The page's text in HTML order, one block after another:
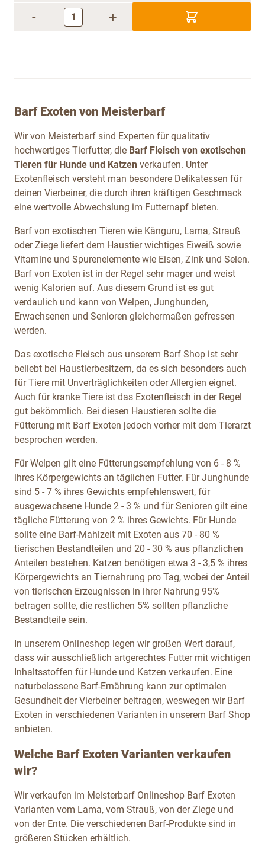
- +
Barf Exoten von Meisterbarf
Wir von Meisterbarf sind Experten für qualitativ
hochwertiges Tierfutter, die Barf Fleisch von exotischen
Tieren für Hunde und Katzen verkaufen. Unter
Exotenfleisch versteht man besondere Delikatessen für
deinen Vierbeiner, die durch ihren kräftigen Geschmack
eine wertvolle Abwechslung im Futternapf bieten.
Barf von exotischen Tieren wie Känguru, Lama, Strauß
oder Ziege liefert dem Haustier wichtiges Eiweiß sowie
Vitamine und Spurenelemente wie Eisen, Zink und Selen.
Barf von Exoten ist in der Regel sehr mager und weist
wenig Kalorien auf. Aus diesem Grund ist es gut
verdaulich und kann von Welpen, Junghunden,
Erwachsenen und Senioren gleichermaßen gefressen
werden.
Das exotische Fleisch aus unserem Barf Shop ist sehr
beliebt bei Haustierbesitzern, da es sich besonders auch
für Tiere mit Unverträglichkeiten oder Allergien eignet.
Auch für kranke Tiere ist das Exotenfleisch in der Regel
gut bekömmlich. Bei diesen Haustieren sollte die
Fütterung mit Barf Exoten jedoch vorher mit dem Tierarzt
besprochen werden.
Für Welpen gilt eine Fütterungsempfehlung von 6 - 8 %
ihres Körpergewichts an täglichen Futter. Für Junghunde
sind 5 - 7 % ihres Gewichts empfehlenswert, für
ausgewachsene Hunde 2 - 3 % und für Senioren gilt eine
tägliche Fütterung von 2 % ihres Gewichts. Für Hunde
sollte eine Barf-Mahlzeit mit Exoten aus 70 - 80 %
tierischen Bestandteilen und 20 - 30 % aus pflanzlichen
Anteilen bestehen. Katzen benötigen etwa 3 - 3,5 % ihres
Körpergewichts an Tiernahrung pro Tag, wobei der Anteil
von tierischen Erzeugnissen in ihrer Nahrung 95%
betragen sollte, die restlichen 5% sollten pflanzliche
Bestandteile sein.
In unserem Onlineshop legen wir großen Wert darauf,
dass wir ausschließlich artgerechtes Futter mit wichtigen
Inhaltsstoffen für Hunde und Katzen verkaufen. Eine
naturbelassene Barf-Ernährung kann zur optimalen
Gesundheit der Vierbeiner beitragen, weswegen wir Barf
Exoten in verschiedenen Varianten in unserem Barf Shop
anbieten.
Welche Barf Exoten Varianten verkaufen
wir?
Wir verkaufen im Meisterbarf Onlineshop Barf Exoten
Varianten vom Lama, vom Strauß, von der Ziege und
von der Ente. Die verschiedenen Barf-Produkte sind in
größeren Stücken erhältlich.